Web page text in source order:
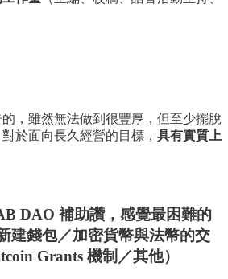
，雖然無法做到很豐厚，但至少擺脫
於面向長久經營的目標， 具有實質上
DAO 補助讚，感覺最困難的
建錢包／加密貨幣與法幣的交
Grants 機制／其他）